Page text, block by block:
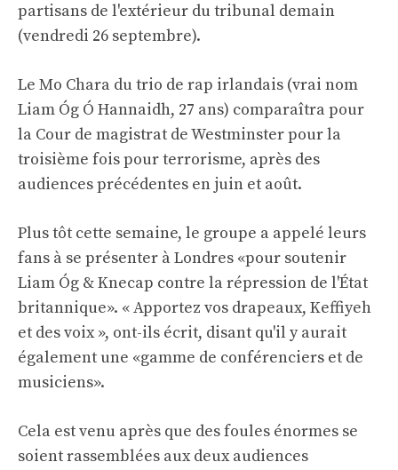
partisans de l'extérieur du tribunal demain
(vendredi 26 septembre).
Le Mo Chara du trio de rap irlandais (vrai nom
Liam Óg Ó Hannaidh, 27 ans) comparaîtra pour
la Cour de magistrat de Westminster pour la
troisième fois pour terrorisme, après des
audiences précédentes en juin et août.
Plus tôt cette semaine, le groupe a appelé leurs
fans à se présenter à Londres «pour soutenir
Liam Óg & Knecap contre la répression de l'État
britannique». « Apportez vos drapeaux, Keffiyeh
et des voix », ont-ils écrit, disant qu'il y aurait
également une «gamme de conférenciers et de
musiciens».
Cela est venu après que des foules énormes se
soient rassemblées aux deux audiences